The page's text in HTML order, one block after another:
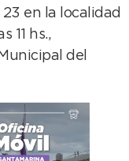
23 en la localidad
11 hs.,
del